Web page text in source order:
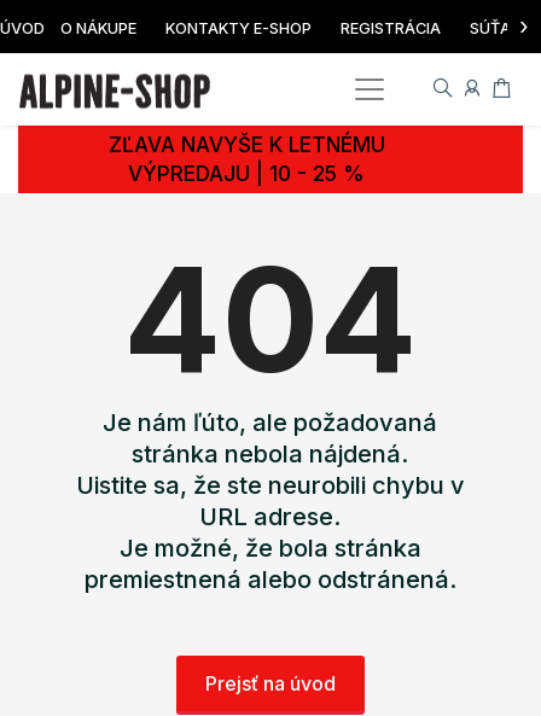
ÚVOD O NÁKUPE KONTAKTY E-SHOP REGISTRÁCIA SÚŤAŽ ›
ZĽAVA NAVYŠE K LETNÉMU
VÝPREDAJU | 10 - 25 %
404
Je nám ľúto, ale požadovaná
stránka nebola nájdená.
Uistite sa, že ste neurobili chybu v
URL adrese.
Je možné, že bola stránka
premiestnená alebo odstránená.
Prejsť na úvod